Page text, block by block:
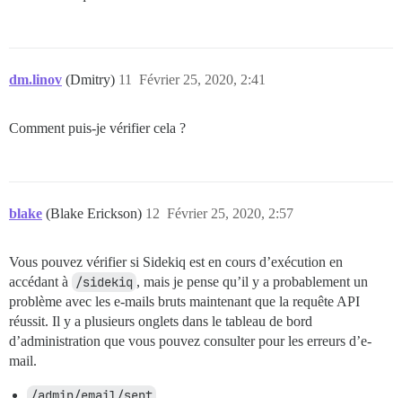
dm.linov (Dmitry) Février 25, 2020, 2:41
11
Comment puis-je vérifier cela ?
blake (Blake Erickson) Février 25, 2020, 2:57
12
Vous pouvez vérifier si Sidekiq est en cours d’exécution en
accédant à
/sidekiq , mais je pense qu’il y a probablement un
problème avec les e-mails bruts maintenant que la requête API
réussit. Il y a plusieurs onglets dans le tableau de bord
d’administration que vous pouvez consulter pour les erreurs d’e-
mail.